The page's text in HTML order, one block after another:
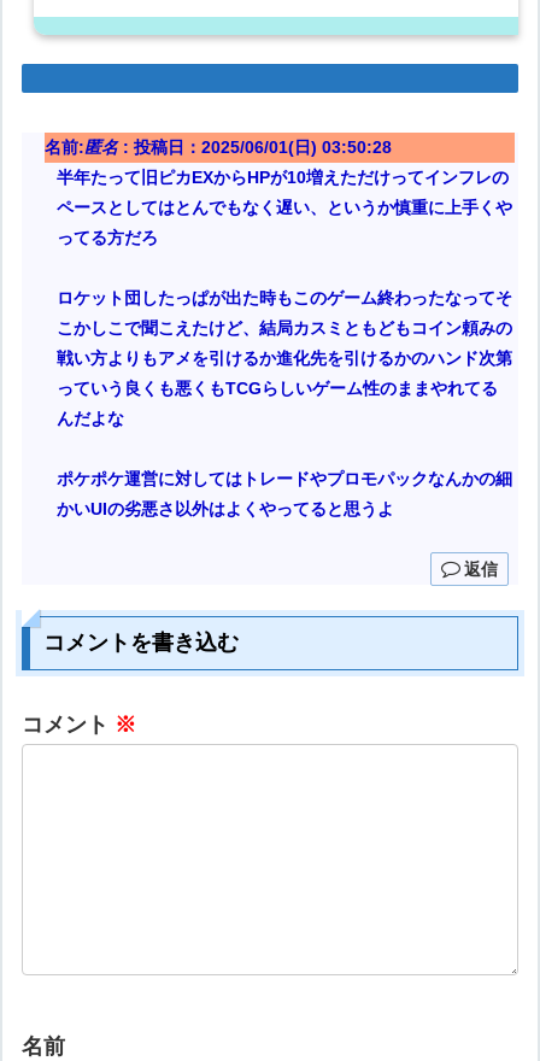
名前:匿名: 投稿日：2025/06/01(日) 03:50:28
半年たって旧ピカEXからHPが10増えただけってインフレの
ペースとしてはとんでもなく遅い、というか慎重に上手くや
ってる方だろ
ロケット団したっぱが出た時もこのゲーム終わったなってそ
こかしこで聞こえたけど、結局カスミともどもコイン頼みの
戦い方よりもアメを引けるか進化先を引けるかのハンド次第
っていう良くも悪くもTCGらしいゲーム性のままやれてる
んだよな
ポケポケ運営に対してはトレードやプロモパックなんかの細
かいUIの劣悪さ以外はよくやってると思うよ
返信
コメントを書き込む
コメント ※
名前